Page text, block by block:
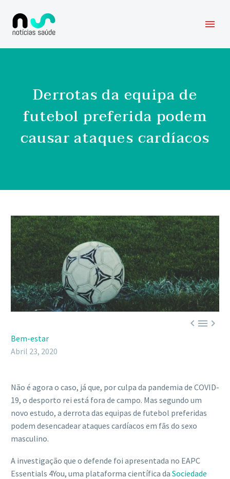
Derrotas da equipa de
futebol preferida podem
causar ataques cardíacos

Bem-estar
Abril 23, 2020
Não é agora o caso, já que, por culpa da pandemia de COVID-
19, o desporto rei está fora de campo. Mas segundo um
novo estudo, a derrota das equipas de futebol preferidas
podem desencadear ataques cardíacos em fãs do sexo
masculino.
A investigação que o defende foi apresentada no EAPC
Essentials 4You, uma plataforma científica da Sociedade